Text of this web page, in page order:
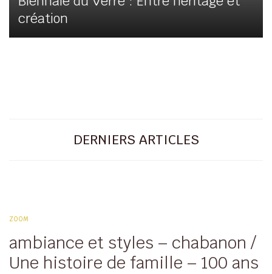
création
DERNIERS ARTICLES
ZOOM
ambiance et styles – chabanon /
Une histoire de famille – 100 ans